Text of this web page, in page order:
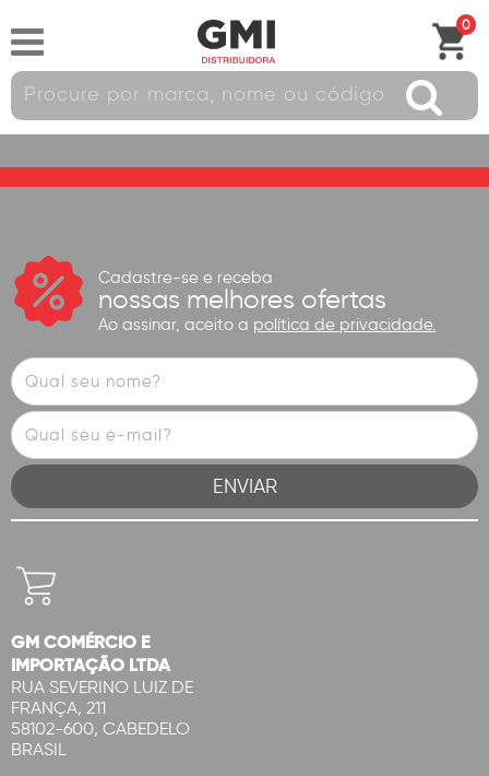
0
Cadastre-se e receba
nossas melhores ofertas
Ao assinar, aceito a política de privacidade.
GM COMÉRCIO E
IMPORTAÇÃO LTDA
RUA SEVERINO LUIZ DE
FRANÇA, 211
58102-600, CABEDELO
BRASIL